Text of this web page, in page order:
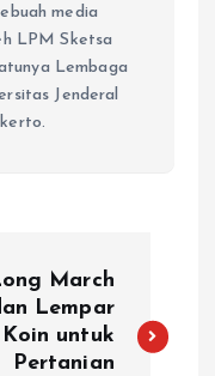
media
LPM Sketsa
Lembaga
Jenderal
March
Lempar
Koin untuk
Pertanian